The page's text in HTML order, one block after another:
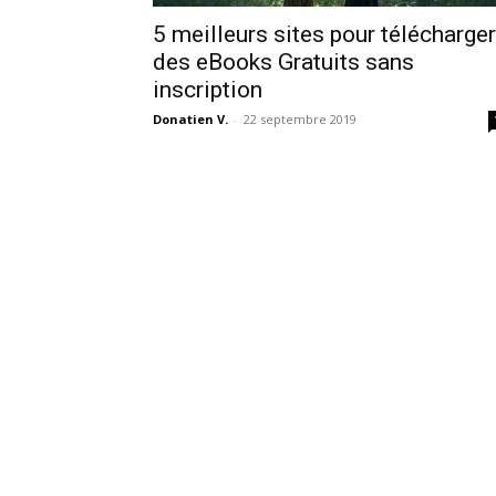
5 meilleurs sites pour télécharger
des eBooks Gratuits sans
inscription
Donatien V. - 22 septembre 2019